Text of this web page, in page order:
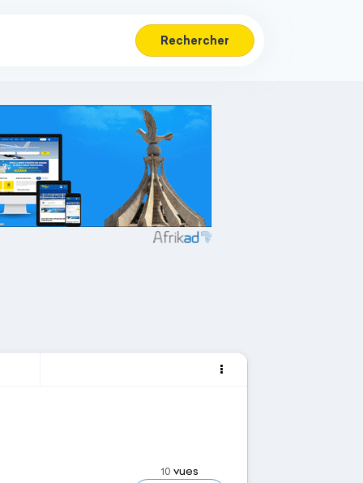
Rechercher
10 vues